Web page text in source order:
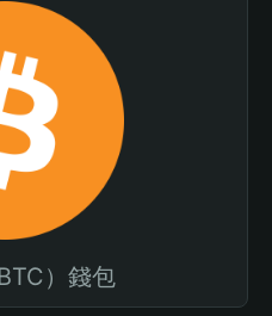
）錢包